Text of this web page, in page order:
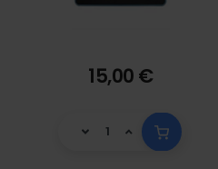
15,00 €